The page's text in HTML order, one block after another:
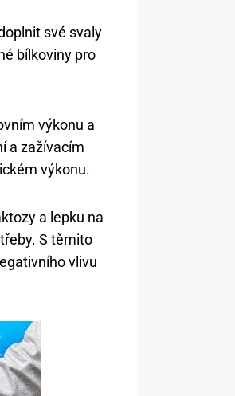
své svaly
bílkoviny pro
výkonu a
a zažívacím
výkonu.
a lepku na
S těmito
vlivu